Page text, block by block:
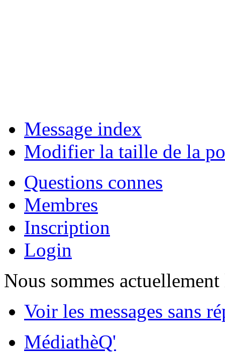
Message index
Modifier la taille de la
Questions connes
Membres
Inscription
Login
Nous sommes
Voir les messages sans
MédiathèQ'